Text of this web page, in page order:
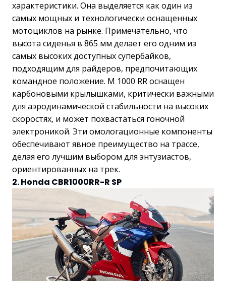
характеристики. Она выделяется как один из
самых мощных и технологически оснащенных
мотоциклов на рынке. Примечательно, что
высота сиденья в 865 мм делает его одним из
самых высоких доступных супербайков,
подходящим для райдеров, предпочитающих
командное положение. M 1000 RR оснащен
карбоновыми крылышками, критически важными
для аэродинамической стабильности на высоких
скоростях, и может похвастаться гоночной
электроникой. Эти омологационные компоненты
обеспечивают явное преимущество на трассе,
делая его лучшим выбором для энтузиастов,
ориентированных на трек.
2. Honda CBR1000RR-R SP